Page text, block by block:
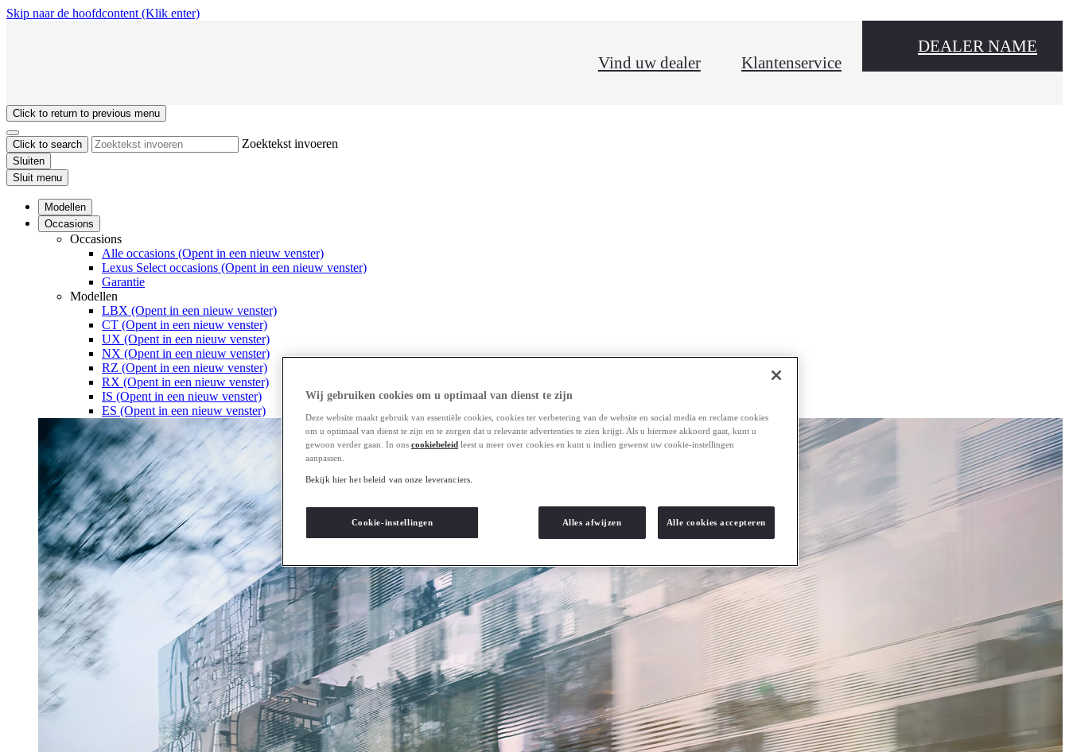
Skip naar de hoofdcontent (Klik enter)
Vind uw dealer Klantenservice
DEALER NAME
Click to return to previous menu
Click to search Zoektekst invoeren
Sluiten
Sluit menu
Modellen
Occasions
Occasions
Alle occasions (Opent in een nieuw venster)
Lexus Select occasions (Opent in een nieuw venster)
Garantie
Modellen
LBX (Opent in een nieuw venster)
CT (Opent in een nieuw venster)
UX (Opent in een nieuw venster)
NX (Opent in een nieuw venster)
RZ (Opent in een nieuw venster)
RX (Opent in een nieuw venster)
IS (Opent in een nieuw venster)
ES (Opent in een nieuw venster)
Wij gebruiken cookies om u optimaal van dienst te zijn
Deze website maakt gebruik van essentiële cookies, cookies ter verbetering van de website en social media en reclame cookies
om u optimaal van dienst te zijn en te zorgen dat u relevante advertenties te zien krijgt. Als u hiermee akkoord gaat, kunt u
gewoon verder gaan. In ons cookiebeleid leest u meer over cookies en kunt u indien gewenst uw cookie-instellingen
aanpassen.
Bekijk hier het beleid van onze leveranciers.
Cookie-instellingen Alles afwijzen Alle cookies accepteren